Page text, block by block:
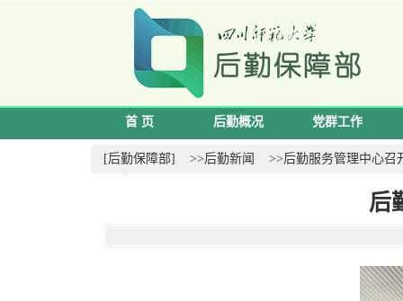
首 页 后勤概况 党群工作
[后勤保障部] >>后勤新闻 >>后勤服务管理中心召
后